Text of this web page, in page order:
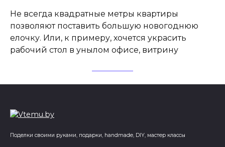
Не всегда квадратные метры квартиры
позволяют поставить большую новогоднюю
елочку. Или, к примеру, хочется украсить
рабочий стол в унылом офисе, витрину
Поделки своими руками, подарки, handmade, DIY, мастер классы